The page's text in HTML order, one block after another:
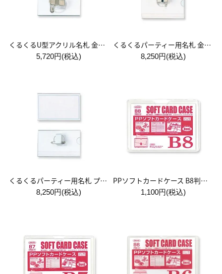
くるくるU型アクリル名札 金属クリップ付 1箱:20個入
5,720円(税込)
くるくるパーティー用名札 金属クリップ付 1箱:30個入
8,250円(税込)
くるくるパーティー用名札 プラスチッククリップ付 1箱:30個入
8,250円(税込)
PPソフトカードケース B8判用 1袋:10枚入
1,100円(税込)